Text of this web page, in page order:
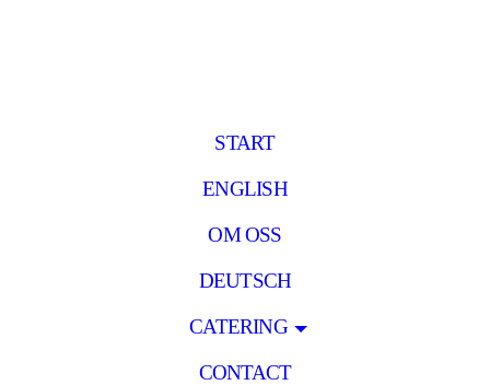
START
ENGLISH
OM OSS
DEUTSCH
CATERING
CONTACT